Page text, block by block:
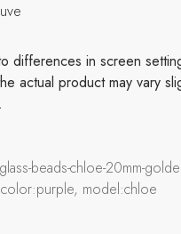
differences in screen
actual product may vary
beads-chloe-20mm-
color:purple, model:chloe